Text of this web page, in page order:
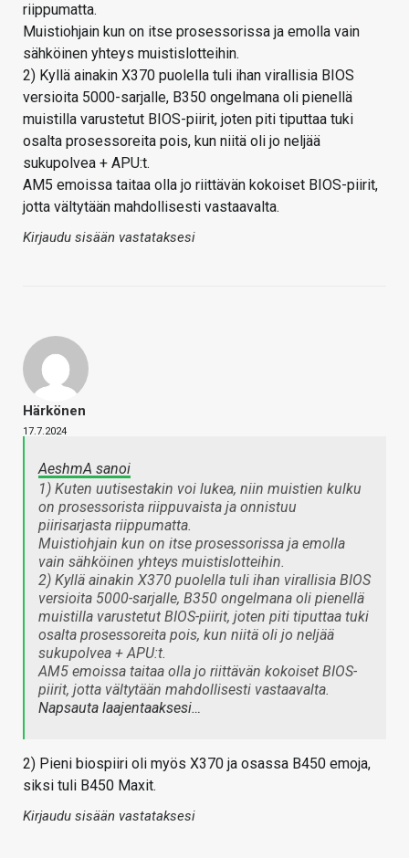
riippumatta.
Muistiohjain kun on itse prosessorissa ja emolla vain
sähköinen yhteys muistislotteihin.
2) Kyllä ainakin X370 puolella tuli ihan virallisia BIOS
versioita 5000-sarjalle, B350 ongelmana oli pienellä
muistilla varustetut BIOS-piirit, joten piti tiputtaa tuki
osalta prosessoreita pois, kun niitä oli jo neljää
sukupolvea + APU:t.
AM5 emoissa taitaa olla jo riittävän kokoiset BIOS-piirit,
jotta vältytään mahdollisesti vastaavalta.
Kirjaudu sisään vastataksesi
Härkönen
17.7.2024
AeshmA sanoi
1) Kuten uutisestakin voi lukea, niin muistien kulku
on prosessorista riippuvaista ja onnistuu
piirisarjasta riippumatta.
Muistiohjain kun on itse prosessorissa ja emolla
vain sähköinen yhteys muistislotteihin.
2) Kyllä ainakin X370 puolella tuli ihan virallisia BIOS
versioita 5000-sarjalle, B350 ongelmana oli pienellä
muistilla varustetut BIOS-piirit, joten piti tiputtaa tuki
osalta prosessoreita pois, kun niitä oli jo neljää
sukupolvea + APU:t.
AM5 emoissa taitaa olla jo riittävän kokoiset BIOS-
piirit, jotta vältytään mahdollisesti vastaavalta.
Napsauta laajentaaksesi…
2) Pieni biospiiri oli myös X370 ja osassa B450 emoja,
siksi tuli B450 Maxit.
Kirjaudu sisään vastataksesi